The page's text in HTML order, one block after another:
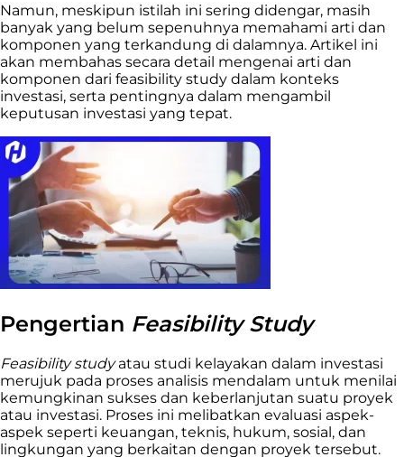
Namun, meskipun istilah ini sering didengar, masih
banyak yang belum sepenuhnya memahami arti dan
komponen yang terkandung di dalamnya. Artikel ini
akan membahas secara detail mengenai arti dan
komponen dari feasibility study dalam konteks
investasi, serta pentingnya dalam mengambil
keputusan investasi yang tepat.
Pengertian Feasibility Study
Feasibility studyatau studi kelayakan dalam investasi
merujuk pada proses analisis mendalam untuk menilai
kemungkinan sukses dan keberlanjutan suatu proyek
atau investasi. Proses ini melibatkan evaluasi aspek-
aspek seperti keuangan, teknis, hukum, sosial, dan
lingkungan yang berkaitan dengan proyek tersebut.